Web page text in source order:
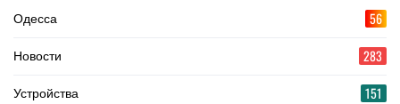
Одесса 56
Новости 283
Устройства 151